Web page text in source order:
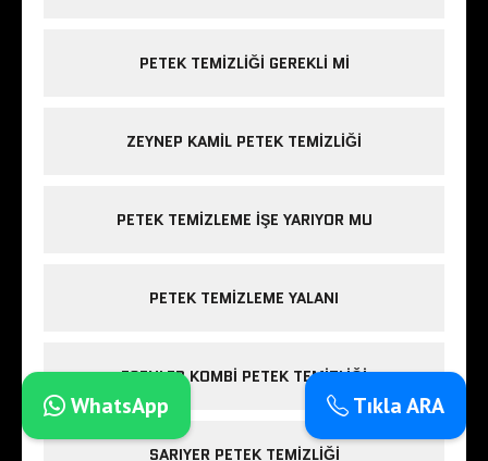
PETEK TEMIZLIĞI GEREKLI MI
ZEYNEP KAMIL PETEK TEMIZLIĞI
PETEK TEMIZLEME IŞE YARIYOR MU
PETEK TEMIZLEME YALANI
ESENLER KOMBI PETEK TEMIZLIĞI
SARIYER PETEK TEMIZLIĞI
Tıkla ARA
WhatsApp